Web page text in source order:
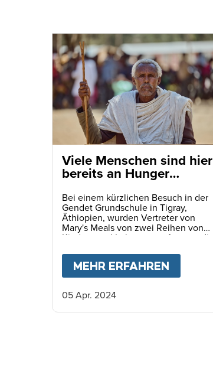
Viele Menschen sind hier
bereits an Hunger
gestorben. Es spiegelt
sich in den Augen der
Kinder wider
Bei einem kürzlichen Besuch in der
Gendet Grundschule in Tigray,
Äthiopien, wurden Vertreter von
Mary's Meals von zwei Reihen von
Kindern und Lehrern empfangen, die
MEHR ERFAHREN
05 Apr. 2024